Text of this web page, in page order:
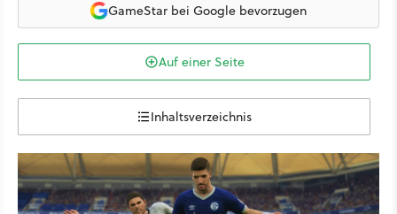
GameStar bei Google bevorzugen
Auf einer Seite
Inhaltsverzeichnis